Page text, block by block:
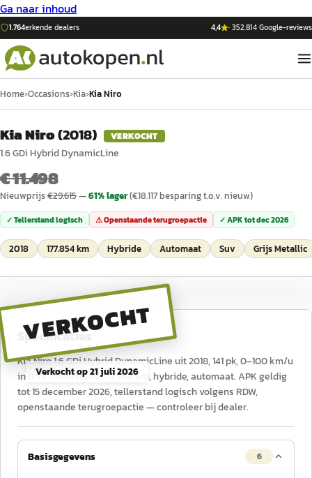
Ga naar inhoud
1.764erkende dealers 4,4 ·352.814Google-reviews
Home›Occasions›Kia›Kia Niro
Kia Niro(2018) VERKOCHT
1.6 GDi Hybrid DynamicLine
€ 11.498
Nieuwprijs€29.615—61% lager(€18.117besparing t.o.v. nieuw)
✓ Tellerstand logisch ⚠ Openstaande terugroepactie ✓ APK totdec 2026
2018 177.854 km Hybride Automaat Suv Grijs Metallic
VERKOCHT
Verkocht op21 juli 2026
Specificaties
Kia Niro 1.6 GDi Hybrid DynamicLine uit 2018, 141 pk, 0–100 km/u
in 11,5 s, tellerstand 177.854 km, hybride, automaat. APK geldig
tot 15 december 2026, tellerstand logisch volgens RDW,
openstaande terugroepactie — controleer bij dealer.
Basisgegevens 6